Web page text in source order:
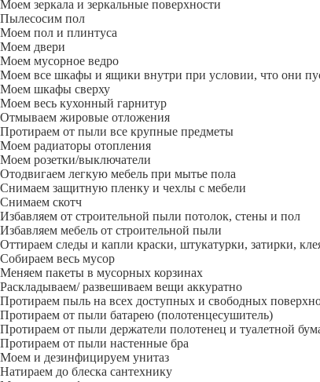
Моем зеркала и зеркальные поверхности
Пылесосим пол
Моем пол и плинтуса
Моем двери
Моем мусорное ведро
Моем все шкафы и ящики внутри при условии, что они
Моем шкафы сверху
Моем весь кухонный гарнитур
Отмываем жировые отложения
Протираем от пыли все крупные предметы
Моем радиаторы отопления
Моем розетки/выключатели
Отодвигаем легкую мебель при мытье пола
Снимаем защитную пленку и чехлы с мебели
Снимаем скотч
Избавляем от строительной пыли потолок, стены и пол
Избавляем мебель от строительной пыли
Оттираем следы и капли краски, штукатурки, затирки,
Собираем весь мусор
Меняем пакеты в мусорных корзинах
Раскладываем/ развешиваем вещи аккуратно
Протираем пыль на всех доступных и свободных
Протираем от пыли батарею (полотенцесушитель)
Протираем от пыли держатели полотенец и туалетной
Протираем от пыли настенные бра
Моем и дезинфицируем унитаз
Натираем до блеска сантехнику